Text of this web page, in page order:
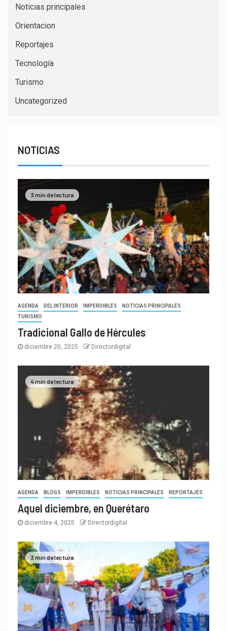
Noticias principales
Orientacion
Reportajes
Tecnología
Turismo
Uncategorized
NOTICIAS
3 min de lectura
AGENDA DEL INTERIOR IMPERDIBLES
NOTICIAS PRINCIPALES
TURISMO
Tradicional Gallo de Hércules
diciembre 20, 2025 Directordigital
4 min de lectura
AGENDA BLOGS IMPERDIBLES NOTICIAS PRINCIPALES REPORTAJES
Aquel diciembre, en Querétaro
diciembre 4, 2025 Directordigital
3 min de lectura